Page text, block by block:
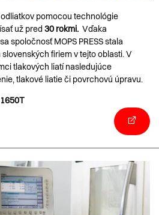
pomocou technológie
už pred 30 rokmi. Vďaka
spoločnosť MOPS PRESS stala
firiem v tejto oblasti. V
tlakových liatí nasledujúce
tlakové liatie či povrchovú úpravu.